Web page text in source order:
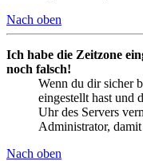
Nach oben
Ich habe die Zeitzone
noch falsch!
Wenn du dir sicher
eingestellt hast und
Uhr des Servers
Administrator,
Nach oben